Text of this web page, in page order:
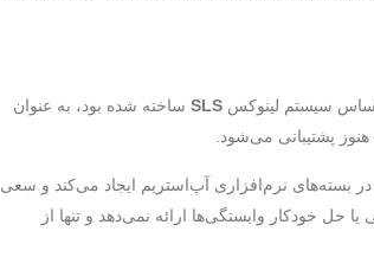
SLS ساخته شده بود، به عنوان
بسته‌های نرم‌افزاری آپ‌استریم ایجاد می‌کند و سعی
حل خودکار وابستگی‌ها ارائه نمی‌دهد و تنها از